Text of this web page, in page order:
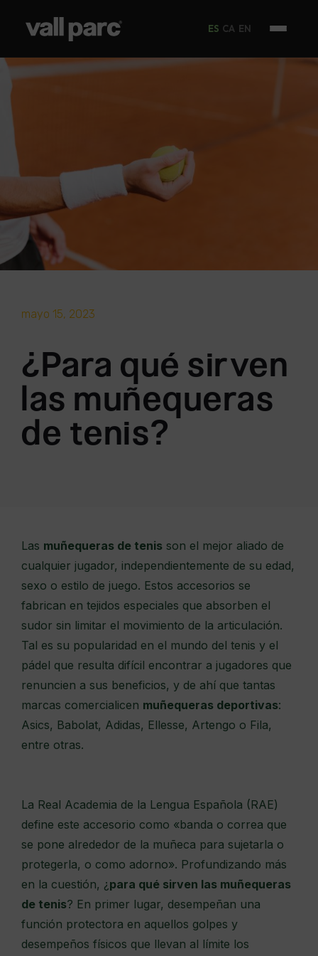
ES CA EN
mayo 15, 2023
¿Para qué sirven
las muñequeras
de tenis?
Las muñequeras de tenis son el mejor aliado de
cualquier jugador, independientemente de su edad,
sexo o estilo de juego. Estos accesorios se
fabrican en tejidos especiales que absorben el
sudor sin limitar el movimiento de la articulación.
Tal es su popularidad en el mundo del tenis y el
pádel que resulta difícil encontrar a jugadores que
renuncien a sus beneficios, y de ahí que tantas
marcas comercialicen muñequeras deportivas:
Asics, Babolat, Adidas, Ellesse, Artengo o Fila,
entre otras.
La Real Academia de la Lengua Española (RAE)
define este accesorio como «banda o correa que
se pone alrededor de la muñeca para sujetarla o
protegerla, o como adorno». Profundizando más
en la cuestión, ¿ para qué sirven las muñequeras
de tenis? En primer lugar, desempeñan una
función protectora en aquellos golpes y
desempeños físicos que llevan al límite los